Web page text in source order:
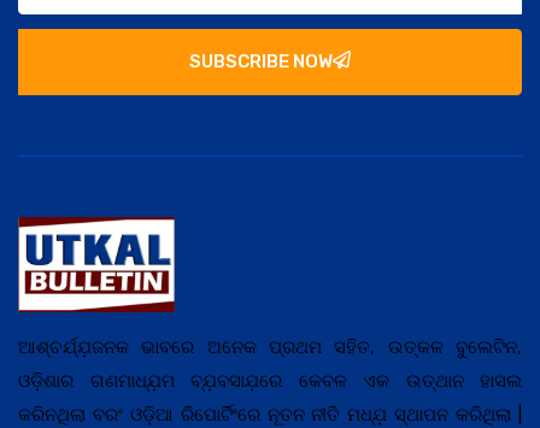
SUBSCRIBE NOW
ଆଶ୍ଚର୍ଯ୍ଯ଼ଜନକ ଭାବରେ ଅନେକ ପ୍ରଥମ ସହିତ, ଉତ୍କଳ ବୁଲେଟିନ,
ଓଡ଼ିଶାର ଗଣମାଧ୍ଯ଼ମ ବ୍ଯ଼ବସାଯ଼ରେ କେବଳ ଏକ ଉତ୍ଥାନ ହାସଲ
କରିନଥିଲା ବରଂ ଓଡ଼ିଆ ରିପୋର୍ଟିଂରେ ନୂତନ ନୀତି ମଧ୍ଯ଼ ସ୍ଥାପନ କରିଥିଲା |